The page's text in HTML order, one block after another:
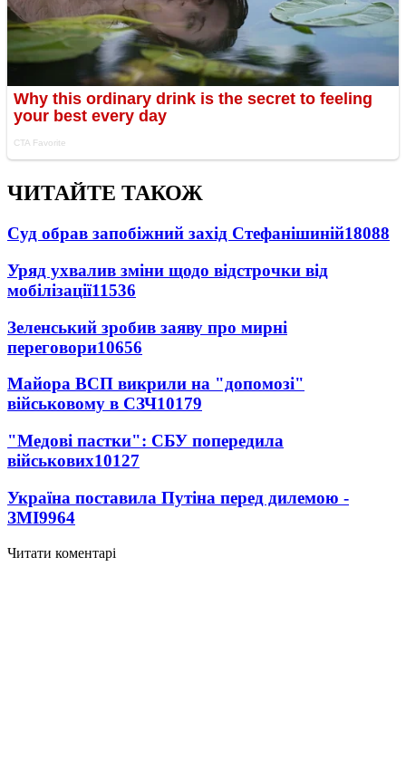
ЧИТАЙТЕ ТАКОЖ
Суд обрав запобіжний захід Стефанішиній18088
Уряд ухвалив зміни щодо відстрочки від
мобілізації11536
Зеленський зробив заяву про мирні
переговори10656
Майора ВСП викрили на "допомозі"
військовому в СЗЧ10179
"Медові пастки": СБУ попередила
військових10127
Україна поставила Путіна перед дилемою -
ЗМІ9964
Читати коментарі